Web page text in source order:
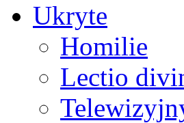
Ukryte
Homilie
Lectio